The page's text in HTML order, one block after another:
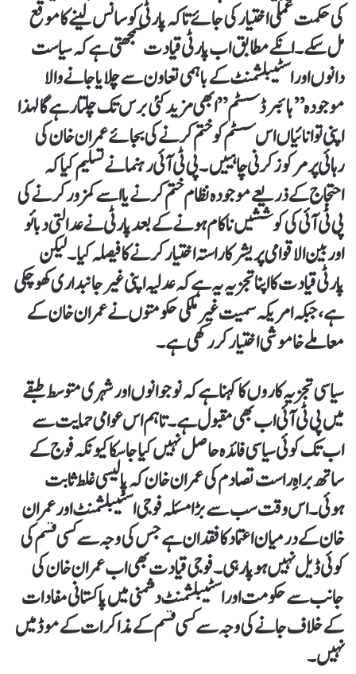
کی حکمت عملی اختیار کی جائے تاکہ پارٹی کو سانس لینے کا موقع
مل سکے۔ انکے مطابق اب پارٹی قیادت سمجھتی ہے کہ سیاست
دانوں اور اسٹیبلشمنٹ کے باہمی تعاون سے چلایا جانے والا
موجودہ ’’ہائبرڈ سسٹم” ابھی مزید کئی برس تک چلتا رہے گا لہذا
اپنی توانائیاں اس سسٹم کو ختم کرنے کی بجائے عمران خان کی
رہائی پر مرکوز کرنی چاہییں۔ پی ٹی آئی رہنما نے تسلیم کیا کہ
احتجاج کے ذریعے موجودہ نظام ختم کرنے یا اسے کمزور کرنے کی
پی ٹی آئی کی کوششیں ناکام ہونے کے بعد پارٹی نے عدالتی دبائو
اور بین الاقوامی پریشر کا راستہ اختیار کرنے کا فیصلہ کیا۔ لیکن
پارٹی قیادت کا اپنا تجزیہ یہ ہے کہ عدلیہ اپنی غیر جانبداری کھو چکی
ہے، جبکہ امریکہ سمیت غیر ملکی حکومتوں نے عمران خان کے
معاملے خاموشی اختیار کر رکھی ہے۔
سیاسی تجزیہ کاروں کا کہنا ہے کہ نوجوانوں اور شہری متوسط ​​طبقے
میں پی ٹی آئی اب بھی مقبول ہے۔ تاہم اس عوامی حمایت سے
اب تک کوئی سیاسی فائدہ حاصل نہیں کیا جا سکا کیونکہ فوج کے
ساتھ براہِ راست تصادم کی عمران خان کہ پالیسی غلط ثابت
ہوئی۔ اس وقت سب سے بڑا مسئلہ فوجی اسٹیبلشمنٹ اور عمران
خان کے درمیان اعتماد کا فقدان ہے جس کی وجہ سے کسی قسم کی
کوئی ڈیل نہیں ہو پا رہی۔ فوجی قیادت بھی اب عمران خان کی
جانب سے حکومت اور اسٹیبلشمنٹ دشمنی میں پاکستانی مفادات
کے خلاف جانے کی وجہ سے کسی قسم کے مذاکرات کے موڈ میں
نہیں۔